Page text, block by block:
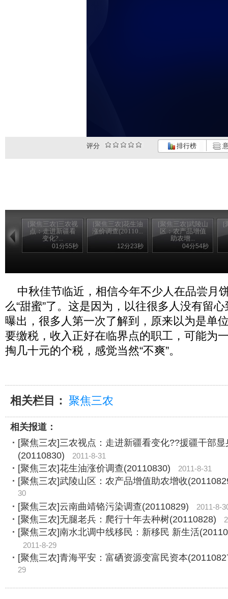
评分 排行榜
[聚焦三农]三农视
点：走进新疆看
变化?...
01分55秒
[聚焦三农]花生油
涨价调查(20110...
12分23秒
[聚焦三农]武陵山
区：农产品增值
助农增...
04分54秒
[
中秋佳节临近，相信今年不少人在品尝月
么“甜蜜”了。这是因为，以往很多人没有留心
曝出，很多人第一次了解到，原来以为是单
要缴税，收入正好在临界点的职工，可能为
掏几十元的个税，感觉当然“不爽”。
相关栏目： 聚焦三农
相关报道：
[聚焦三农]三农视点：走进新疆看变化??援疆干部显
(20110830)
2011-8-31
[聚焦三农]花生油涨价调查(20110830) 2011-8-31
[聚焦三农]武陵山区：农产品增值助农增收
30
[聚焦三农]云南曲靖铬污染调查(20110829)
2011-8-
[聚焦三农]无腿老兵：爬行十年去种树(20110828)
[聚焦三农]南水北调中线移民：新移民 新生活
2011-8-29
[聚焦三农]青海平安：富硒资源变富民资本
29